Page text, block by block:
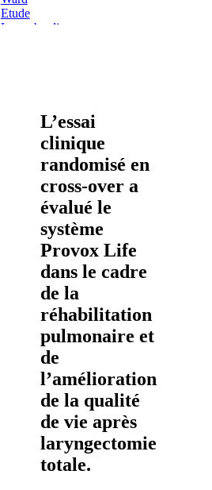
Etude
Longobardi
L’essai
clinique
randomisé en
cross-over a
évalué le
système
Provox Life
dans le cadre
de la
réhabilitation
pulmonaire et
de
l’amélioration
de la qualité
de vie après
laryngectomie
totale.